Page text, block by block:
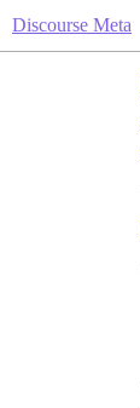
Discourse Meta